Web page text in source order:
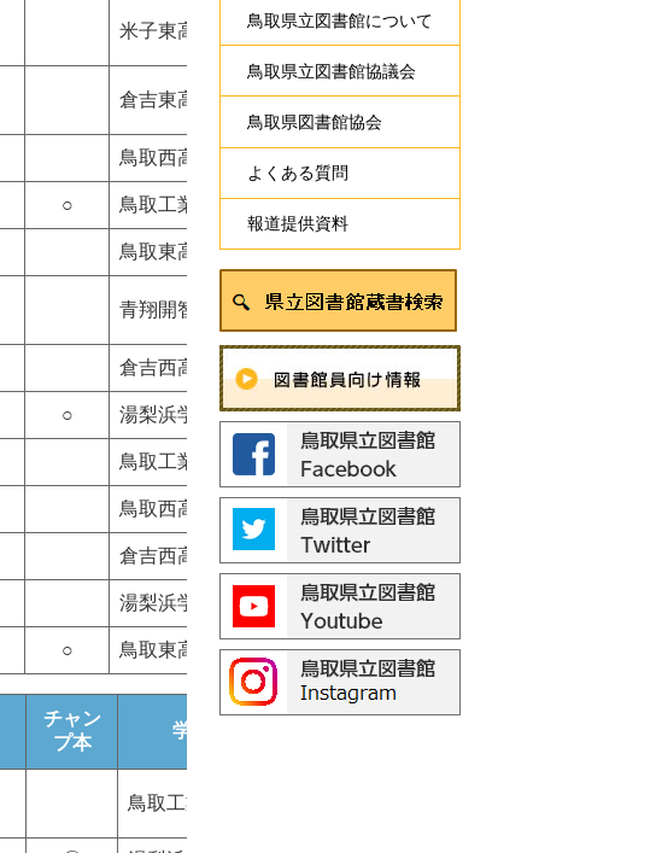
米子東高校
倉吉東高校
鳥取西高校
○ 鳥取工業高校
鳥取東高校
青翔開智高校
倉吉西高校
○ 湯梨浜学園高校
鳥取工業高校
鳥取西高校
倉吉西高校
湯梨浜学園高校
○ 鳥取東高校
チャン
プ本
学校名
鳥取工業高校
鳥取県立図書館について
鳥取県立図書館協議会
鳥取県図書館協会
よくある質問
報道提供資料